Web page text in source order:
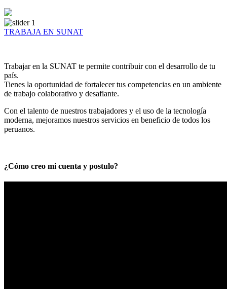
TRABAJA EN SUNAT
Trabajar en la SUNAT te permite contribuir con el desarrollo de tu
país.
Tienes la oportunidad de fortalecer tus competencias en un ambiente
de trabajo colaborativo y desafiante.
Con el talento de nuestros trabajadores y el uso de la tecnología
moderna, mejoramos nuestros servicios en beneficio de todos los
peruanos.
¿Cómo creo mi cuenta y postulo?